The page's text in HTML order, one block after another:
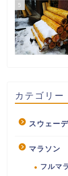
5
カテゴリー
スウェー
マラソン
フルマ